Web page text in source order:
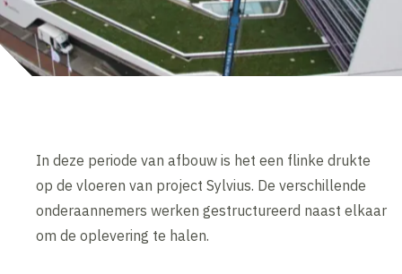
In deze periode van afbouw is het een flinke drukte
op de vloeren van project Sylvius. De verschillende
onderaannemers werken gestructureerd naast elkaar
om de oplevering te halen.